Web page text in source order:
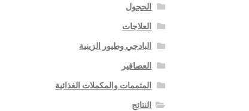
الحجول
العلاجات
البادجي وطيور الزينية
العصافير
المتممات والمكملات الغذائية
النتائج